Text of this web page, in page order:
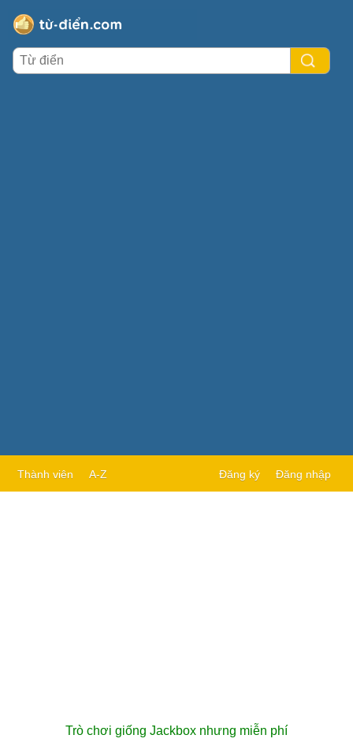
Thành viên A-Z Đăng ký Đăng nhập
Trò chơi giống Jackbox nhưng miễn phí